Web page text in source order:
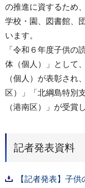
の推進に資するため
学校・園、図書館、
います。
「令和６年度子供の
体（個人）」として
（個人）が表彰され
区）」「北綱島特別
（港南区）」が受賞
記者発表資料
【記者発表】子